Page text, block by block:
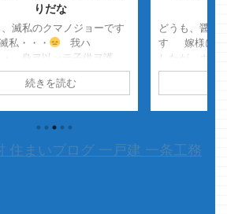
りだな
、滅私のクマノジョーです
・・・
我ハ
・ 身ヲ以ッテ子供ヲ護
・ 長いお一人様生活を満
ていただきましたクマノジ
、アイスマートに住
まぁ当然ちゃ当然
続きを読む
どうも、醤油
す 嫁様には
したが、カニ
は醤油が最高
文を見ませ